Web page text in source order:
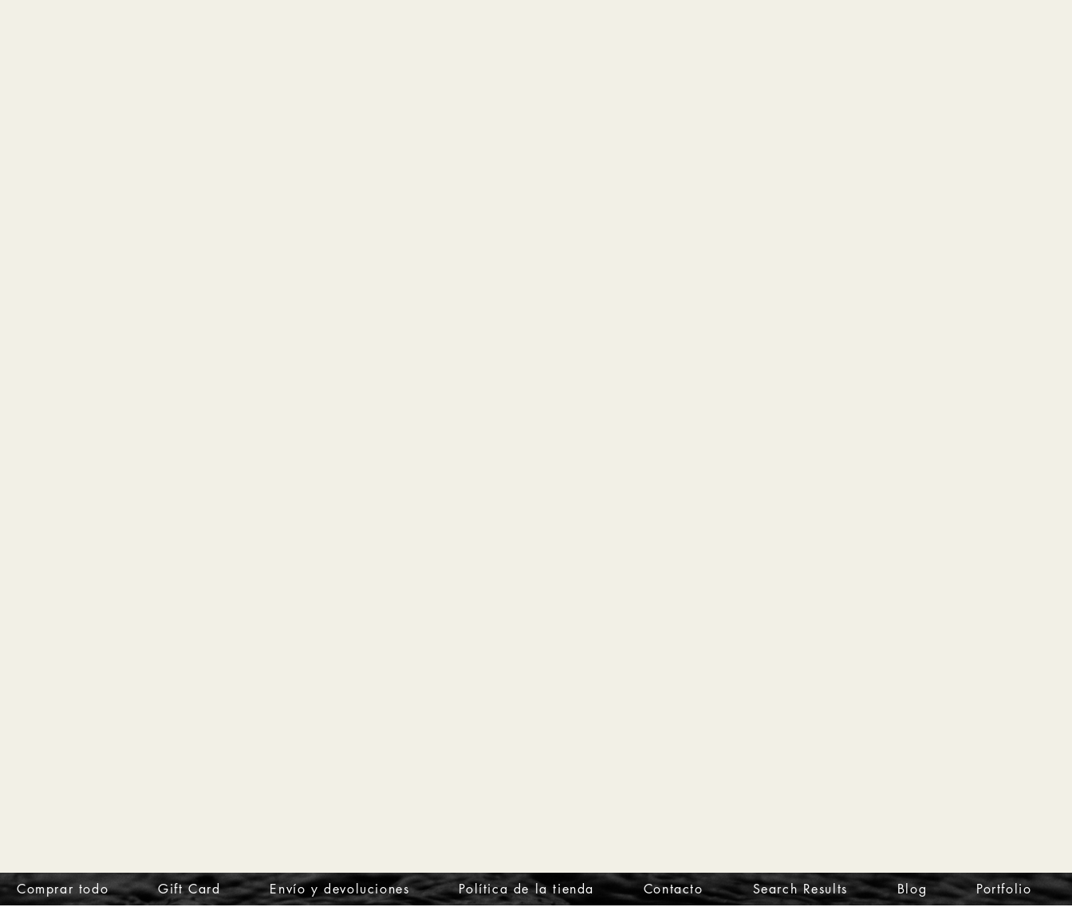
Comprar todo Gift Card Envío y devoluciones Política de la tienda Contacto Search Results Blog Portfolio